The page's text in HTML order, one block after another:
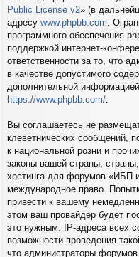
Public License v2» (в
адресу www.phpbb.com .
программного обеспечения
поддержкой интернет-
ответственности за то, что
в качестве допустимого
дополнительной
https://www.phpbb.com/
Вы соглашаетесь не
клеветнических сообщений,
к национальной розни и
законы вашей страны,
хостинга для форумов «ИБП
международное право.
привести к вашему
этом ваш провайдер будет
это нужным. IP-адреса всех
возможности проведения
что администраторы